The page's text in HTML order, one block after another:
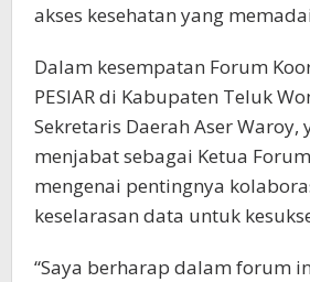
akses kesehatan yang
Dalam kesempatan Forum
PESIAR di Kabupaten Teluk
Sekretaris Daerah Aser Waroy,
menjabat sebagai Ketua
mengenai pentingnya
keselarasan data untuk
“Saya berharap dalam forum